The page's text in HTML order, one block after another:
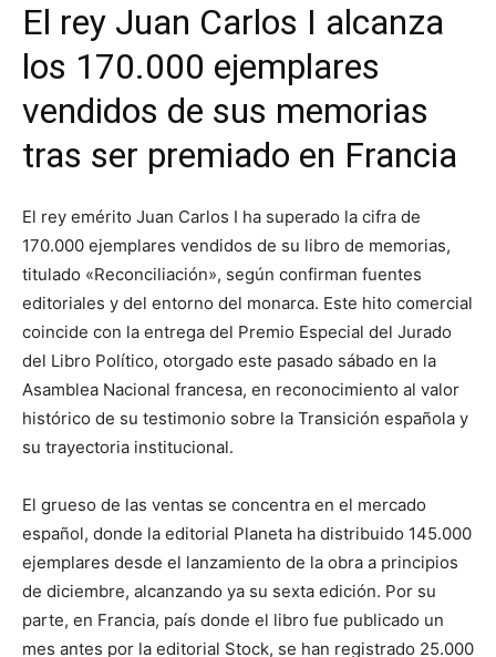
El rey Juan Carlos I alcanza
los 170.000 ejemplares
vendidos de sus memorias
tras ser premiado en Francia
El rey emérito Juan Carlos I ha superado la cifra de
170.000 ejemplares vendidos de su libro de memorias,
titulado «Reconciliación», según confirman fuentes
editoriales y del entorno del monarca. Este hito comercial
coincide con la entrega del Premio Especial del Jurado
del Libro Político, otorgado este pasado sábado en la
Asamblea Nacional francesa, en reconocimiento al valor
histórico de su testimonio sobre la Transición española y
su trayectoria institucional.
El grueso de las ventas se concentra en el mercado
español, donde la editorial Planeta ha distribuido 145.000
ejemplares desde el lanzamiento de la obra a principios
de diciembre, alcanzando ya su sexta edición. Por su
parte, en Francia, país donde el libro fue publicado un
mes antes por la editorial Stock, se han registrado 25.000